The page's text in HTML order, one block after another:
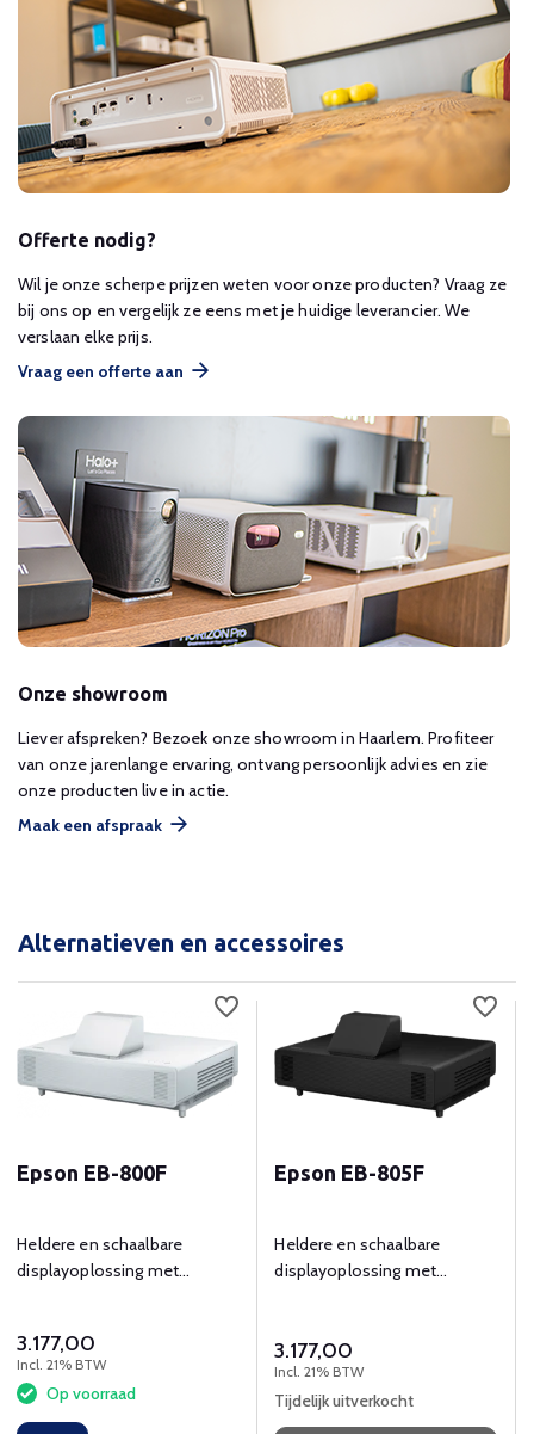
Offerte nodig?
Wil je onze scherpe prijzen weten voor onze producten? Vraag ze
bij ons op en vergelijk ze eens met je huidige leverancier. We
verslaan elke prijs.
Vraag een offerte aan
Onze showroom
Liever afspreken? Bezoek onze showroom in Haarlem. Profiteer
van onze jarenlange ervaring, ontvang persoonlijk advies en zie
onze producten live in actie.
Maak een afspraak
Alternatieven en accessoires
Epson EB-800F
Heldere en schaalbare
displayoplossing met
3.177,00
Incl. 21% BTW
Op voorraad
Epson EB-805F
Heldere en schaalbare
displayoplossing met
3.177,00
Incl. 21% BTW
Tijdelijk uitverkocht